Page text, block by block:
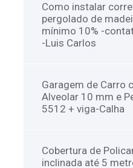
Como instalar
pergolado de
mínimo 10% -
-Luis Carlos
Garagem de Carro
Alveolar 10 mm e
5512 + viga-Calha
Cobertura de
inclinada até 5